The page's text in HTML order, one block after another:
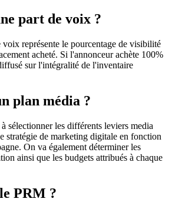
part de voix ?
représente le pourcentage de visibilité
acheté. Si l'annonceur achète 100%
sur l'intégralité de l'inventaire
plan média ?
sélectionner les différents leviers media
stratégie de marketing digitale en fonction
On va également déterminer les
ainsi que les budgets attribués à chaque
PRM ?